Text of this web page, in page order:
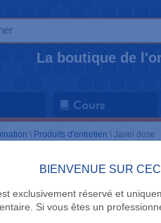
La boutique de
Cours
BIENVENUE SUR
exclusivement réservé et
Si vous êtes un
\ Produits d'entretien \ Javel dose